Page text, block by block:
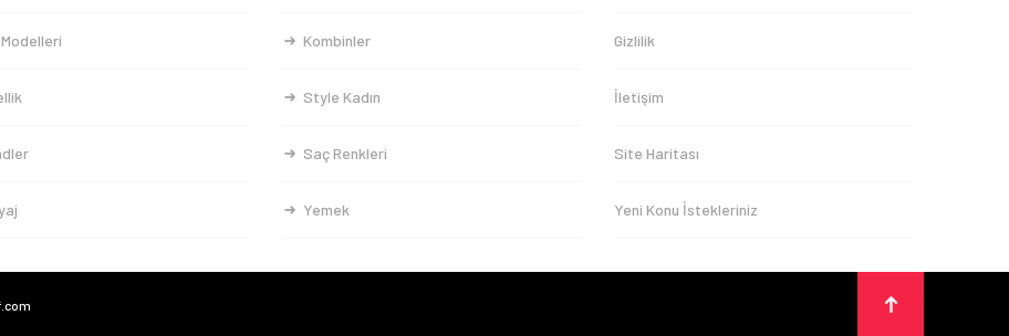
Kombinler
Style Kadın
Saç Renkleri
Yemek
Gizlilik
İletişim
Site Haritası
Yeni Konu İstekleriniz